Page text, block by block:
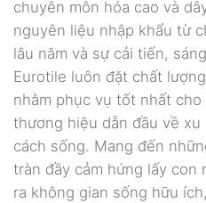
chuyên môn hóa cao và
nguyên liệu nhập khẩu từ
lâu năm và sự cải tiến,
Eurotile luôn đặt chất
nhằm phục vụ tốt nhất
thương hiệu dẫn đầu về
cách sống. Mang đến
tràn đầy cảm hứng lấy con
ra không gian sống hữu